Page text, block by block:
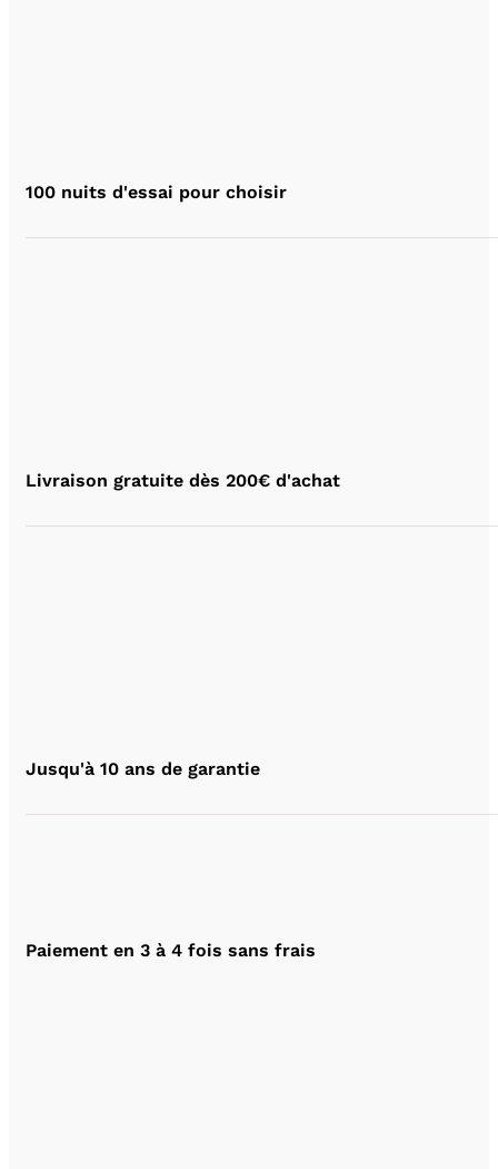
100 nuits d'essai pour choisir
Livraison gratuite dès 200€ d'achat
Jusqu'à 10 ans de garantie
Paiement en 3 à 4 fois sans frais